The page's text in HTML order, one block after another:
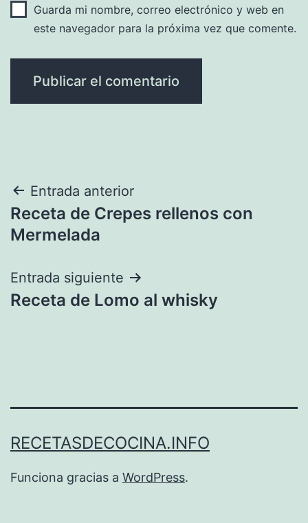
Guarda mi nombre, correo electrónico y web en
este navegador para la próxima vez que comente.
Navegación
de
Entrada anterior
Receta de Crepes rellenos con
Mermelada
Entrada siguiente
Receta de Lomo al whisky
RECETASDECOCINA.INFO
Funciona gracias a WordPress.